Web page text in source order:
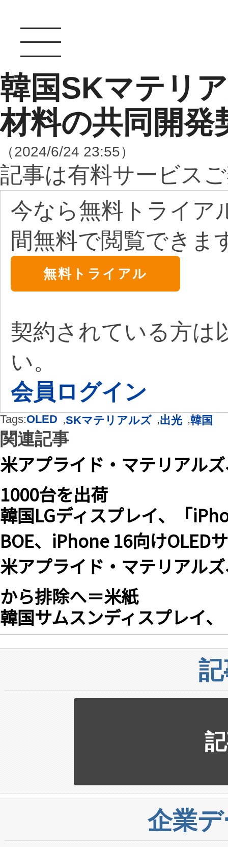
韓国SKマテリ
材料の共同開発
（2024/6/24 23:55）
記事は有料サービス
今なら無料トライア
間無料で閲覧できま
無料トライアル
契約されている方は
い。
会員ログイン
Tags:OLED ,SKマテリアルズ ,出光 ,韓国
関連記事
米アプライド・マテリアル
1000台を出荷
韓国LGディスプレイ、「
BOE、iPhone 16向けOLED
米アプライド・マテリアル
から排除へ＝米紙
韓国サムスンディスプレイ
企業